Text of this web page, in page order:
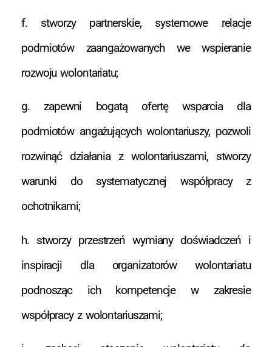
f. stworzy partnerskie, systemowe relacje
podmiotów zaangażowanych we wspieranie
rozwoju wolontariatu;
g. zapewni bogatą ofertę wsparcia dla
podmiotów angażujących wolontariuszy, pozwoli
rozwinąć działania z wolontariuszami, stworzy
warunki do systematycznej współpracy z
ochotnikami;
h. stworzy przestrzeń wymiany doświadczeń i
inspiracji dla organizatorów wolontariatu
podnosząc ich kompetencje w zakresie
współpracy z wolontariuszami;